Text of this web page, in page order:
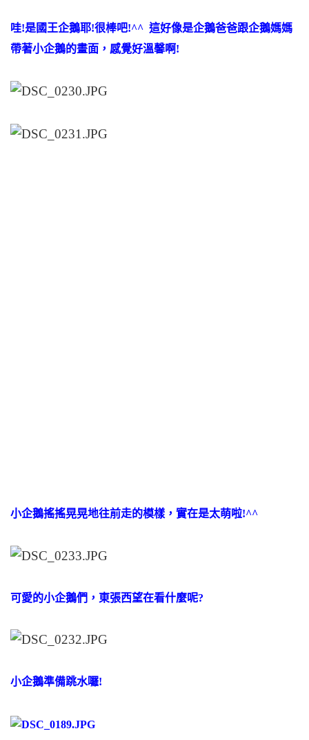
哇!是國王企鵝耶!很棒吧!^^ 這好像是企鵝爸爸跟企鵝媽媽
帶著小企鵝的畫面，感覺好溫馨啊!
小企鵝搖搖晃晃地往前走的模樣，實在是太萌啦!^^
可愛的小企鵝們，東張西望在看什麼呢?
小企鵝準備跳水囉!